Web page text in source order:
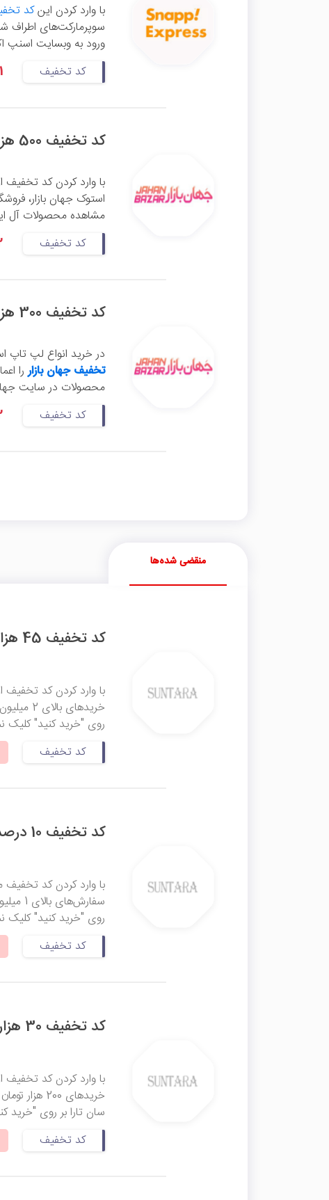
با وارد کردن اینکد
ورود به وبسایت اسنپ
کد تخفیف
1 ماه بعد
کد تخفیف 500 هزار تومانی آل این وان و آی مک جهان بازار
استوک جهان بازار،
مشاهده محصولات آل
کد تخفیف
2
کد تخفیف 300 هزار تومانی لپ تاپ استوک جهان بازار
در خرید انواع لپ تاپ
تخفیف جهان بازار
محصولات در سایت جهان
کد تخفیف
2
منقضی شده‌ها
کد تخفیف 45 هزار تومانی سان تارا
روی "خرید کنید" کلیک
کد تخفیف
کد تخفیف 10 درصدی سان تارا
روی "خرید کنید" کلیک
کد تخفیف
کد تخفیف 30 هزار تومانی سان تارا
سان تارا بر روی "خرید
کد تخفیف